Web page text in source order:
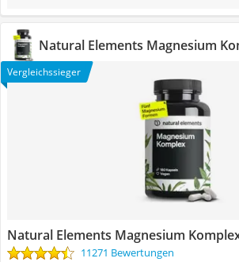
Natural Elements Magnesium
Vergleichssieger
Natural Elements Magnesium
11271 Bewertungen